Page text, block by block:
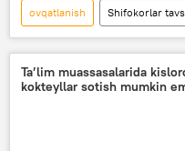
ovqatlanish
Shifokorlar
Bu qiziq
Ta’lim muassasalarida
kokteyllar sotish mumkin